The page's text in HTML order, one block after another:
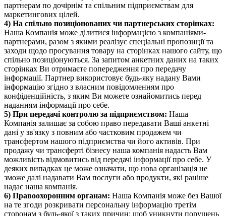
партнерам по дочірнім та спільним підприємствам для
маркетингових цілей.
4) На спільно позиціонованих чи партнерських сторінках:
Наша Компанія може ділитися інформацією з компаніями-
партнерами, разом з якими реалізує спеціальні пропозиції та
заходи щодо просування товару на сторінках нашого сайту, що
спільно позиціонуються. За запитом анкетних даних на таких
сторінках Ви отримаєте попередження про передачу
інформації. Партнер використовує будь-яку надану Вами
інформацію згідно з власним повідомленням про
конфіденційність, з яким Ви можете ознайомитись перед
наданням інформації про себе.
5) При передачі контролю за підприємством: Наша
Компанія залишає за собою право передавати Ваші анкетні
дані у зв'язку з повним або частковим продажем чи
трансфертом нашого підприємства чи його активів. При
продажу чи трансферті бізнесу наша компанія надасть Вам
можливість відмовитись від передачі інформації про себе. У
деяких випадках це може означати, що нова організація не
зможе далі надавати Вам послуги або продукти, які раніше
надає наша компанія.
6) Правоохоронним органам: Наша Компанія може без Вашої
на те згоди розкривати персональну інформацію третім
сторонам з будь-якої з таких причин: щоб уникнути порушень